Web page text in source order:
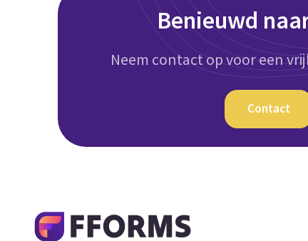
Benieuwd
Neem contact op voor een
Contact